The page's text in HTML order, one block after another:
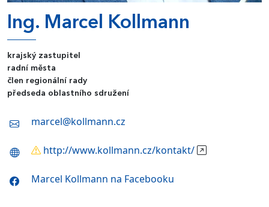
Ing. Marcel Kollmann
krajský zastupitel
radní města
člen regionální rady
předseda oblastního sdružení
marcel@kollmann.cz
http://www.kollmann.cz/kontakt/
Marcel Kollmann na Facebooku